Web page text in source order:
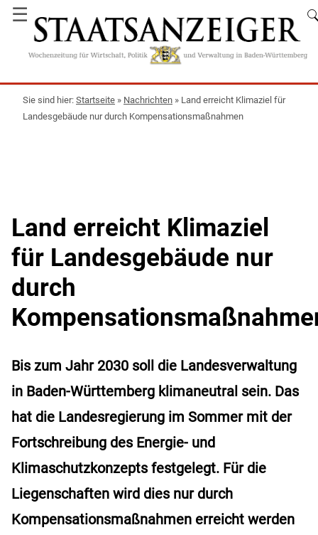
☰
Startseite » Nachrichten » Land erreicht Klimaziel für
Landesgebäude nur durch Kompensationsmaßnahmen
Land erreicht Klimaziel
für Landesgebäude nur
durch
Bis zum Jahr 2030 soll die Landesverwaltung
in Baden-Württemberg klimaneutral sein. Das
hat die Landesregierung im Sommer mit der
Fortschreibung des Energie- und
Klimaschutzkonzepts festgelegt. Für die
Liegenschaften wird dies nur durch
Kompensationsmaßnahmen erreicht werden